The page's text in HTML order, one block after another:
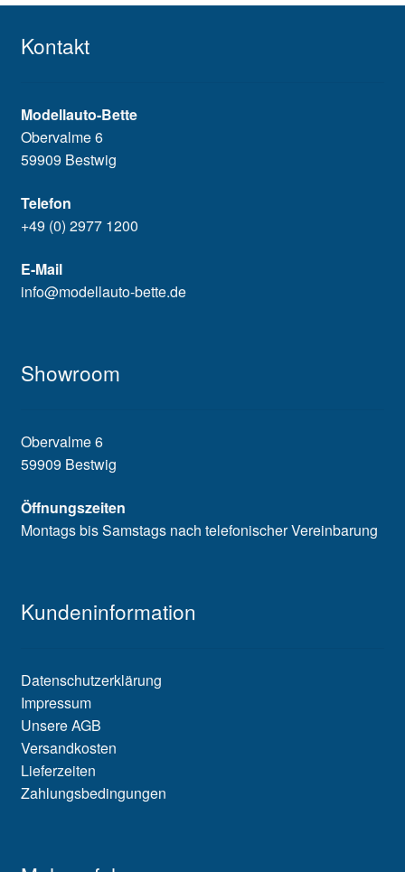
Kontakt
Modellauto-Bette
Obervalme 6
59909 Bestwig
Telefon
+49 (0) 2977 1200
E-Mail
info@modellauto-bette.de
Showroom
Obervalme 6
59909 Bestwig
Öffnungszeiten
Montags bis Samstags nach telefonischer Vereinbarung
Kundeninformation
Datenschutzerklärung
Impressum
Unsere AGB
Versandkosten
Lieferzeiten
Zahlungsbedingungen